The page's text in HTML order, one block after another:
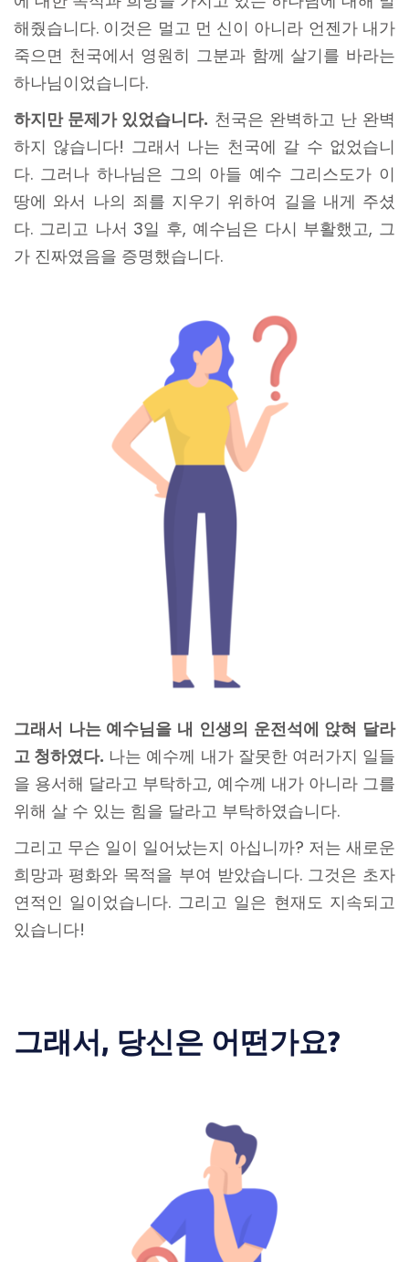
해줬습니다. 이것은 멀고 먼 신이 아니라 언젠가 내가
죽으면 천국에서 영원히 그분과 함께 살기를 바라는
하나님이었습니다.
하지만 문제가 있었습니다. 천국은 완벽하고 난 완벽
하지 않습니다! 그래서 나는 천국에 갈 수 없었습니
다. 그러나 하나님은 그의 아들 예수 그리스도가 이
땅에 와서 나의 죄를 지우기 위하여 길을 내게 주셨
다. 그리고 나서 3일 후, 예수님은 다시 부활했고, 그
가 진짜였음을 증명했습니다.
그래서 나는 예수님을 내 인생의 운전석에 앉혀 달라
고 청하였다. 나는 예수께 내가 잘못한 여러가지 일들
을 용서해 달라고 부탁하고, 예수께 내가 아니라 그를
위해 살 수 있는 힘을 달라고 부탁하였습니다.
그리고 무슨 일이 일어났는지 아십니까? 저는 새로운
희망과 평화와 목적을 부여 받았습니다. 그것은 초자
연적인 일이었습니다. 그리고 일은 현재도 지속되고
있습니다!
그래서, 당신은 어떤가요?